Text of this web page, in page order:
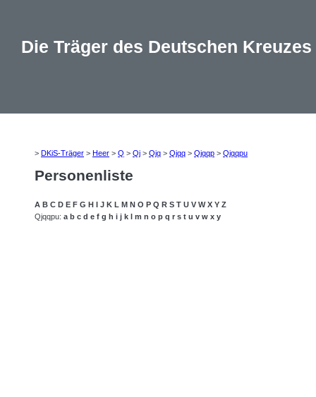
Die Träger des Deutschen Kreuzes
> DKiS-Träger > Heer > Q > Qj > Qjq > Qjqq > Qjqqp > Qjqqpu
Personenliste
A B C D E F G H I J K L M N O P Q R S T U V W X Y Z
Qjqqpu: a b c d e f g h i j k l m n o p q r s t u v w x y